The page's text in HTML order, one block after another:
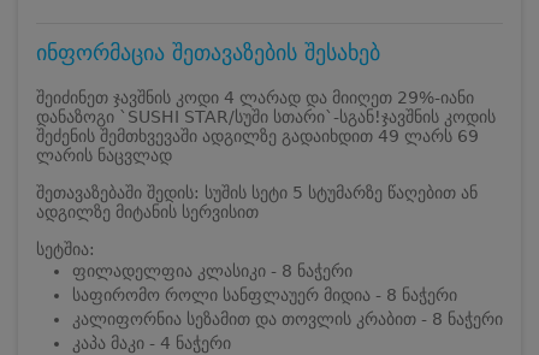
ინფორმაცია შეთავაზების შესახებ
შეიძინეთ ჯავშნის კოდი 4 ლარად და მიიღეთ 29%-იანი
დანაზოგი `SUSHI STAR/სუში სთარი`-სგან!ჯავშნის კოდის
შეძენის შემთხვევაში ადგილზე გადაიხდით 49 ლარს 69
ლარის ნაცვლად
შეთავაზებაში შედის: სუშის სეტი 5 სტუმარზე წაღებით ან
ადგილზე მიტანის სერვისით
სეტშია:
ფილადელფია კლასიკი - 8 ნაჭერი
საფირომო როლი სანფლაუერ მიდია - 8 ნაჭერი
კალიფორნია სეზამით და თოვლის კრაბით - 8 ნაჭერი
კაპა მაკი - 4 ნაჭერი